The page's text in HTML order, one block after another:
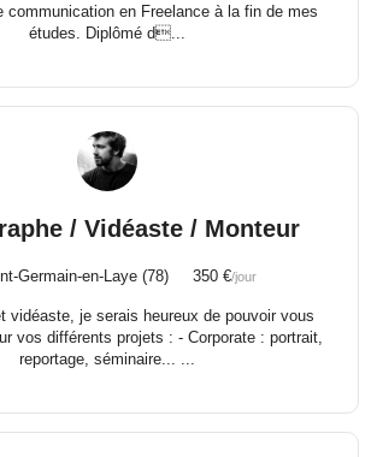
communication en Freelance à la fin de mes
études. Diplômé d...
/ Vidéaste / Monteur
Germain-en-Laye (78) 350 €/jour
vidéaste, je serais heureux de pouvoir vous
vos différents projets : - Corporate : portrait,
reportage, séminaire... ...